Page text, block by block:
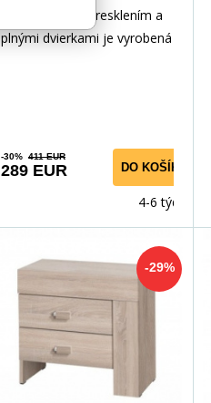
Vitrína Cezar s presklením a
plnými dvierkami je vyrobená
-30% 411 EUR
289 EUR DO KOŠÍKA
4-6 týdnů
-29%